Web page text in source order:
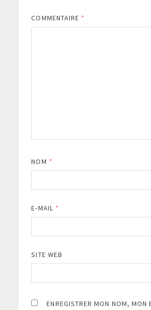
COMMENTAIRE *
NOM *
E-MAIL *
SITE WEB
ENREGISTRER MON NOM, MON